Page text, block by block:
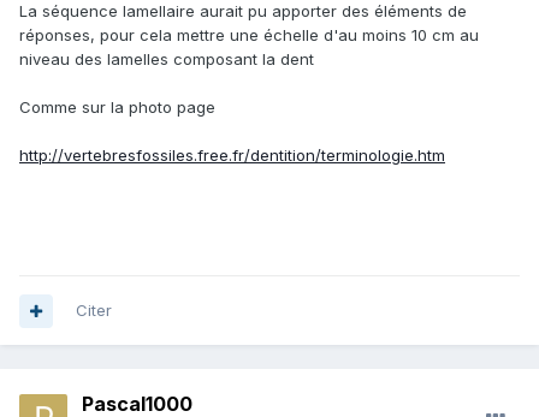
La séquence lamellaire aurait pu apporter des éléments de
réponses, pour cela mettre une échelle d'au moins 10 cm au
niveau des lamelles composant la dent
Comme sur la photo page
http://vertebresfossiles.free.fr/dentition/terminologie.htm
Citer
Pascal1000